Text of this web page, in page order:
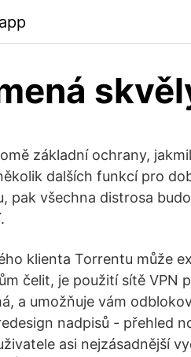
základní ochrany,
dalších funkcí pro
pak všechna distrosa
klienta Torrentu může
čelit, je použití sítě VPN
a umožňuje vám
nadpisů - přehled
asi nejzásadnější